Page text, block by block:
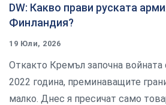
​​​​​​​DW: Какво прави руската
Финландия?
19 Юли, 2026
Откакто Кремъл започна войната
2022 година, преминаващите
малко. Днес я пресичат само